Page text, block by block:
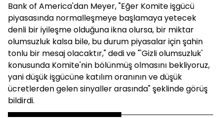
Bank of America'dan Meyer, "Eğer Komite işgücü
piyasasında normalleşmeye başlamaya yetecek
denli bir iyileşme olduğuna ikna olursa, bir miktar
olumsuzluk kalsa bile, bu durum piyasalar için şahin
tonlu bir mesaj olacaktır," dedi ve "'Gizli olumsuzluk'
konusunda Komite'nin bölünmüş olmasını bekliyoruz,
yani düşük işgücüne katılım oranının ve düşük
ücretlerden gelen sinyaller arasında" şeklinde görüş
bildirdi.